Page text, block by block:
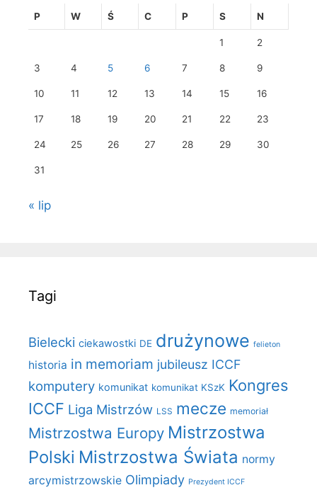
P W Ś C P S N
1 2
3 4 5 6 7 8 9
10 11 12 13 14 15 16
17 18 19 20 21 22 23
24 25 26 27 28 29 30
31
« lip
Tagi
Bielecki ciekawostki DE drużynowe felieton
historia in memoriam jubileusz ICCF
komputery komunikat komunikat KSzK Kongres
ICCF Liga Mistrzów LSS mecze memoriał
Mistrzostwa Europy Mistrzostwa
Polski Mistrzostwa Świata normy
arcymistrzowskie Olimpiady Prezydent ICCF